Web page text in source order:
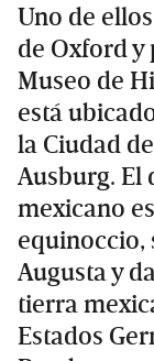
Uno de
de Oxford y
Museo de
está
la Ciudad
Ausburg. El
mexicano
equinoccio,
Augusta y
tierra
Estados